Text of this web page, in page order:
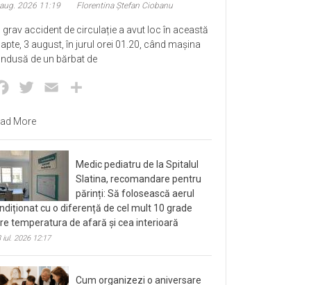
2026 11:19 Florentina Ștefan Ciobanu
grav accident de circulație a avut loc în această
3 august, în jurul orei 01.20, când mașina
de un bărbat de
Facebook
Twitter Email
More
Medic pediatru de la Spitalul
Slatina, recomandare pentru
părinți: Să folosească aerul
cu o diferență de cel mult 10 grade
temperatura de afară și cea interioară
iul. 2026 12:17
Cum organizezi o aniversare